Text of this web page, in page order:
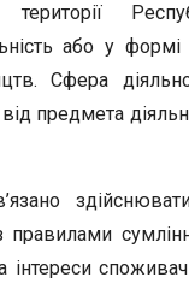
або у формі
Сфера
предмета
правилами
інтереси